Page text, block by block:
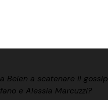
Belen a scatenare il gossip
e Alessia Marcuzzi?